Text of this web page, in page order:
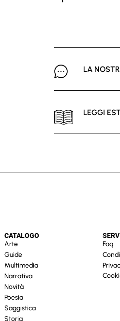
LA
LEGGI
CATALOGO
Arte
Guide
Multimedia
Narrativa
Novità
Poesia
Saggistica
Storia
Faq